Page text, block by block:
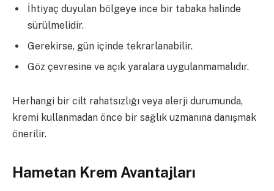
İhtiyaç duyulan bölgeye ince bir tabaka halinde
sürülmelidir.
Gerekirse, gün içinde tekrarlanabilir.
Göz çevresine ve açık yaralara uygulanmamalıdır.
Herhangi bir cilt rahatsızlığı veya alerji durumunda,
kremi kullanmadan önce bir sağlık uzmanına danışmak
önerilir.
Hametan Krem Avantajları